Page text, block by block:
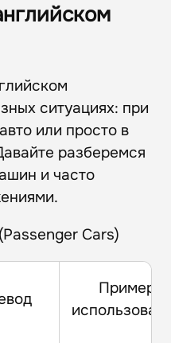
ситуациях: при
или просто в
разберемся
и часто
Cars)
Пример